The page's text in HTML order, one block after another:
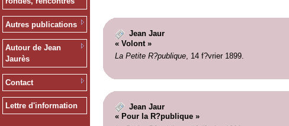
Autres publications
Autour de Jean
Jaurès
Contact
Lettre d'information
Jean Jaur
« Volont »
La Petite R?publique, 14 f?vrier 1899.
Jean Jaur
« Pour la R?publique »